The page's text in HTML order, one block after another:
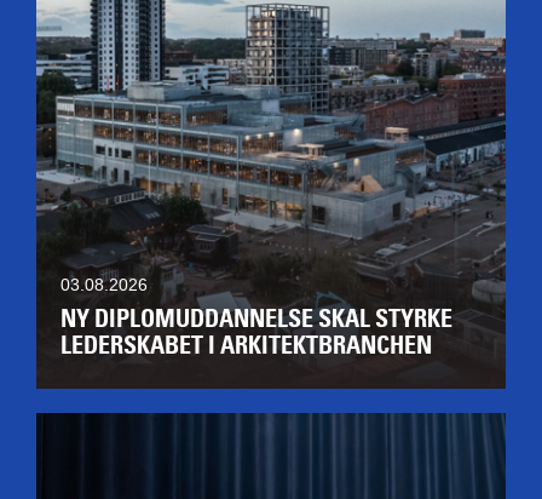
03.08.2026
NY DIPLOMUDDANNELSE SKAL STYRKE
LEDERSKABET I ARKITEKTBRANCHEN